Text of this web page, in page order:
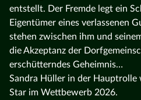
entstellt. Der Fremde legt ein
Eigentümer eines verlassenen
stehen zwischen ihm und
die Akzeptanz der
erschütterndes Geheimnis…
Sandra Hüller in der Hauptrolle
Star im Wettbewerb 2026.